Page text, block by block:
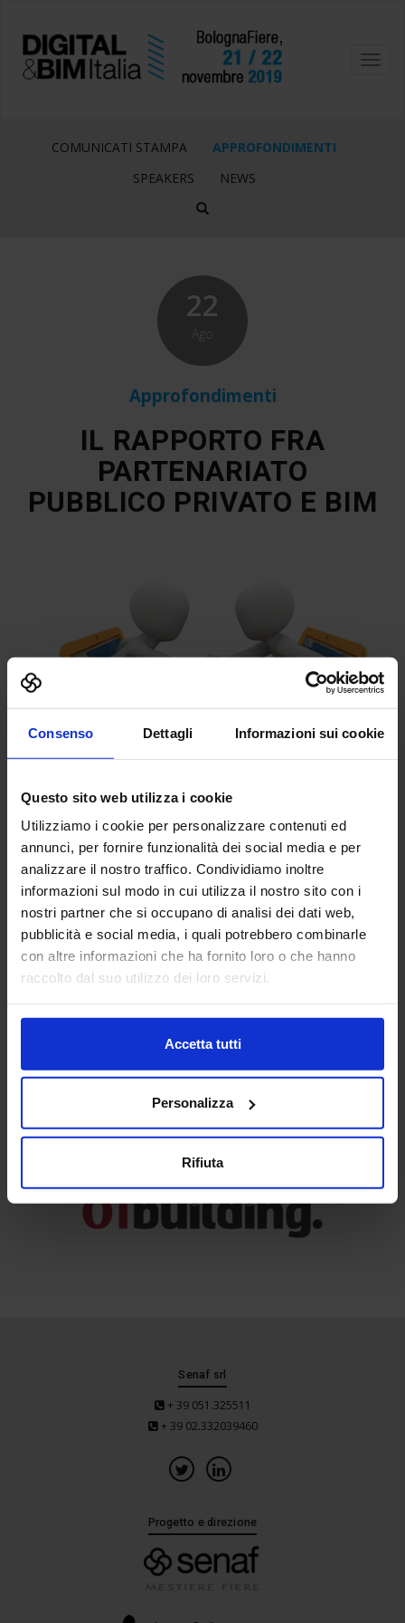
Consenso Dettagli Informazioni sui cookie
Questo sito web utilizza i cookie
Utilizziamo i cookie per personalizzare contenuti ed
annunci, per fornire funzionalità dei social media e per
analizzare il nostro traffico. Condividiamo inoltre
informazioni sul modo in cui utilizza il nostro sito con i
nostri partner che si occupano di analisi dei dati web,
pubblicità e social media, i quali potrebbero combinarle
con altre informazioni che ha fornito loro o che hanno
raccolto dal suo utilizzo dei loro servizi.
Accetta tutti
Personalizza
Rifiuta
COMUNICATI STAMPA
APPROFONDIMENTI
SPEAKERS
NEWS
22
Ago
Approfondimenti
IL RAPPORTO FRA
PARTENARIATO
PUBBLICO PRIVATO E BIM
partenariato pubblico privato anche per via del rilievo
assunto dai servizi erogabili, simulabili e verificabili
L’istituto della concessione di costruzione e gestione e le
altre forme dipartenariato, tra cui la locazione finanziaria
di opere pubbliche e il contratto di disponibilità, sembrano
essere il terreno elettivo per il Bim per due ordini di
motivi: 1) l’unicitàdell’interlocuzione da parte
contro-parte; 2) lacentralitàdella vita utile di servizio del
cespite oggetto del contratto.
Continua a leggere l’intero articolo »
Gli approfondimenti sulla
Pubblica Amministrazione su
Senaf srl
+ 39 051.325511
+ 39 02.332039460
Progetto e direzione